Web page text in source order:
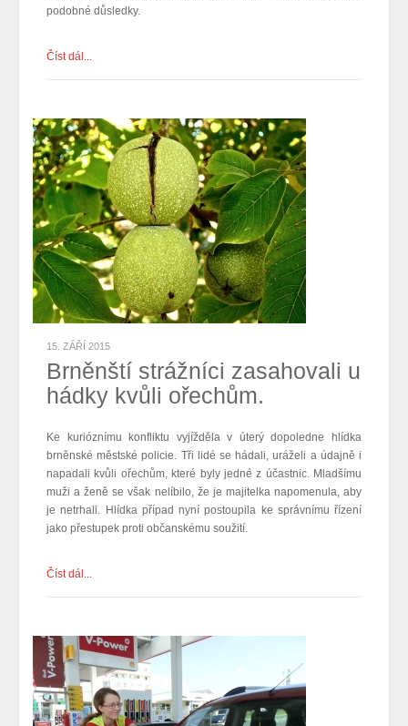
podobné důsledky.
Číst dál...
15. ZÁŘÍ 2015
Brněnští strážníci zasahovali u
hádky kvůli ořechům.
Ke kurióznímu konfliktu vyjížděla v úterý dopoledne hlídka
brněnské městské policie. Tři lidé se hádali, uráželi a údajně i
napadali kvůli ořechům, které byly jedné z účastnic. Mladšímu
muži a ženě se však nelíbilo, že je majitelka napomenula, aby
je netrhali. Hlídka případ nyní postoupila ke správnímu řízení
jako přestupek proti občanskému soužití.
Číst dál...